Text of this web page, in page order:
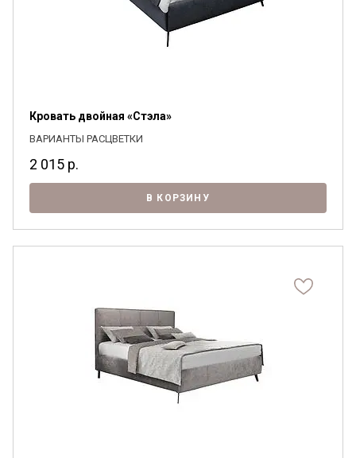
Кровать двойная «Стэла»
ВАРИАНТЫ РАСЦВЕТКИ
2 015 р.
В КОРЗИНУ